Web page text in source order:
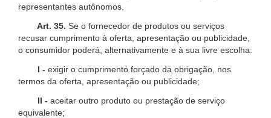
representantes autônomos.
Art. 35. Se o fornecedor de produtos ou serviços
recusar cumprimento à oferta, apresentação ou publicidade,
o consumidor poderá, alternativamente e à sua livre escolha:
I - exigir o cumprimento forçado da obrigação, nos
termos da oferta, apresentação ou publicidade;
II - aceitar outro produto ou prestação de serviço
equivalente;